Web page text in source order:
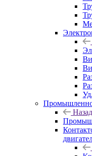
Назад